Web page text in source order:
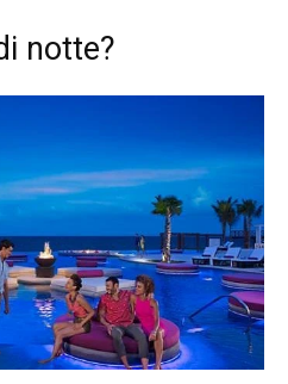
notte?